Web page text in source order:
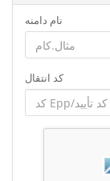
نام دامنه
کد انتقال